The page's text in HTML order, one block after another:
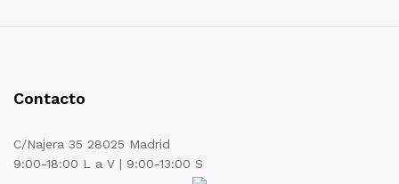
Contacto
C/Najera 35 28025 Madrid
9:00-18:00 L a V | 9:00-13:00 S